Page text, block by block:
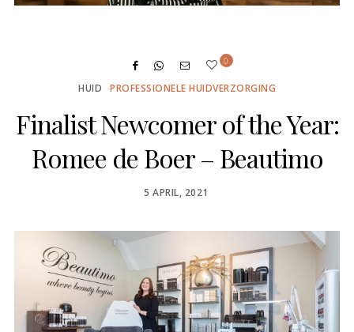
0
HUID PROFESSIONELE HUIDVERZORGING
Finalist Newcomer of the Year:
Romee de Boer – Beautimo
POSTED
5 APRIL, 2021